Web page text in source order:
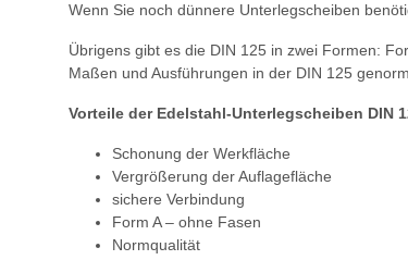
Wenn Sie noch dünnere Unterlegscheiben
Übrigens gibt es die DIN 125 in zwei Formen:
Maßen und Ausführungen in der DIN 125
Vorteile der Edelstahl-Unterlegscheiben DIN
Schonung der Werkfläche
Vergrößerung der Auflagefläche
sichere Verbindung
Form A – ohne Fasen
Normqualität